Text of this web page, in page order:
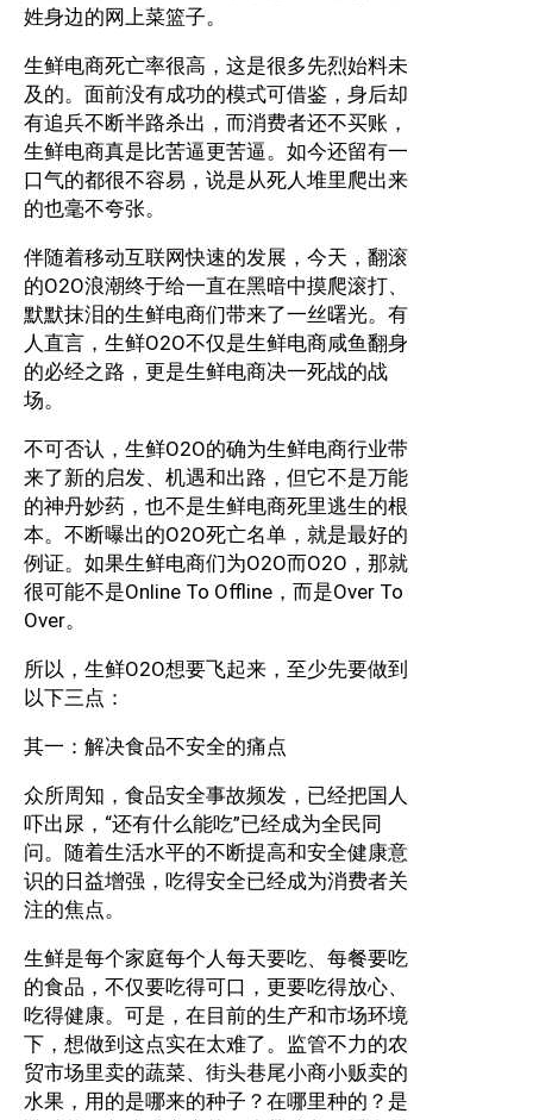
姓身边的网上菜篮子。
生鲜电商死亡率很高，这是很多先烈始料未
及的。面前没有成功的模式可借鉴，身后却
有追兵不断半路杀出，而消费者还不买账，
生鲜电商真是比苦逼更苦逼。如今还留有一
口气的都很不容易，说是从死人堆里爬出来
的也毫不夸张。
伴随着移动互联网快速的发展，今天，翻滚
的O2O浪潮终于给一直在黑暗中摸爬滚打、
默默抹泪的生鲜电商们带来了一丝曙光。有
人直言，生鲜O2O不仅是生鲜电商咸鱼翻身
的必经之路，更是生鲜电商决一死战的战
场。
不可否认，生鲜O2O的确为生鲜电商行业带
来了新的启发、机遇和出路，但它不是万能
的神丹妙药，也不是生鲜电商死里逃生的根
本。不断曝出的O2O死亡名单，就是最好的
例证。如果生鲜电商们为O2O而O2O，那就
很可能不是Online To Offline，而是Over To
Over。
所以，生鲜O2O想要飞起来，至少先要做到
以下三点：
其一：解决食品不安全的痛点
众所周知，食品安全事故频发，已经把国人
吓出尿，“还有什么能吃”已经成为全民同
问。随着生活水平的不断提高和安全健康意
识的日益增强，吃得安全已经成为消费者关
注的焦点。
生鲜是每个家庭每个人每天要吃、每餐要吃
的食品，不仅要吃得可口，更要吃得放心、
吃得健康。可是，在目前的生产和市场环境
下，想做到这点实在太难了。监管不力的农
贸市场里卖的蔬菜、街头巷尾小商小贩卖的
水果，用的是哪来的种子？在哪里种的？是